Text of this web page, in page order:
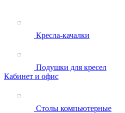
Кресла-качалки
Подушки для кресел
Кабинет и офис
Столы компьютерные